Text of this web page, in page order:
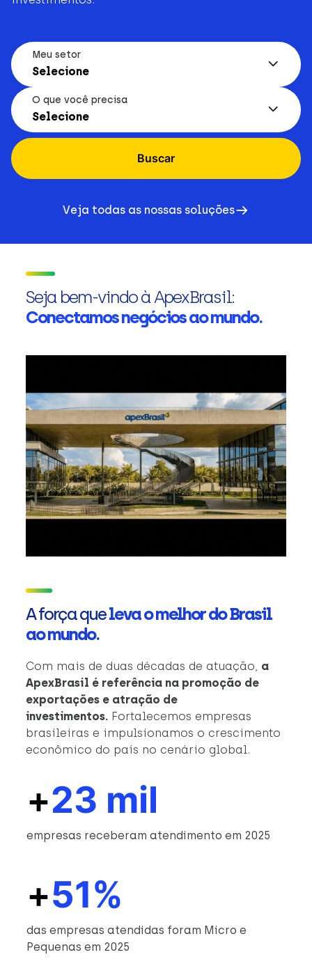
Meu setor
Selecione
O que você precisa
Selecione
Buscar
Veja todas as nossas soluções
Seja bem-vindo à ApexBrasil:
Conectamos negócios ao mundo.
A força queleva o melhor do Brasil
ao mundo.
Com mais de duas décadas de atuação, a
ApexBrasil é referência na promoção de
exportações e atração de
investimentos. Fortalecemos empresas
brasileiras e impulsionamos o crescimento
econômico do país no cenário global.
+23 mil
empresas receberam atendimento em 2025
+51%
das empresas atendidas foram Micro e
Pequenas em 2025